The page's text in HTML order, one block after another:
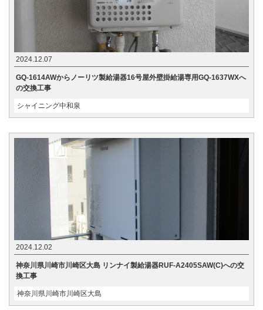
2024.12.07
GQ-1614AWからノーリツ製給湯器16号屋外壁掛給湯専用GQ-1637WXへ
の交換工事
シャイニング中和泉
2024.12.02
神奈川県川崎市川崎区大島 リンナイ製給湯器RUF-A2405SAW(C)への交
換工事
神奈川県川崎市川崎区大島